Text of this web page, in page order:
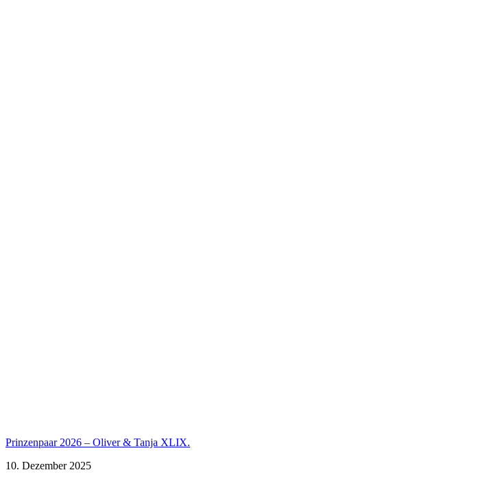
Prinzenpaar 2026 – Oliver & Tanja XLIX.
10. Dezember 2025